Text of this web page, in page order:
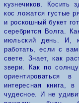
кузнечиков. Косить
кос ложатся густые
и роскошный букет
серебрится Волга.
июльский день. И,
работать, если с
свете. Знает, как
звери. Как по
ориентироваться
интересная книга,
чудесное. И не